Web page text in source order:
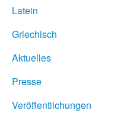
Latein
Griechisch
Aktuelles
Presse
Veröffentlichungen